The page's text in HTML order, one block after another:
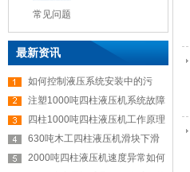
常见问题
最新资讯
如何控制液压系统安装中的污
注塑1000吨四柱液压机系统故障
四柱1000吨四柱液压机工作原理
630吨木工四柱液压机滑块下滑
2000吨四柱液压机速度异常如何